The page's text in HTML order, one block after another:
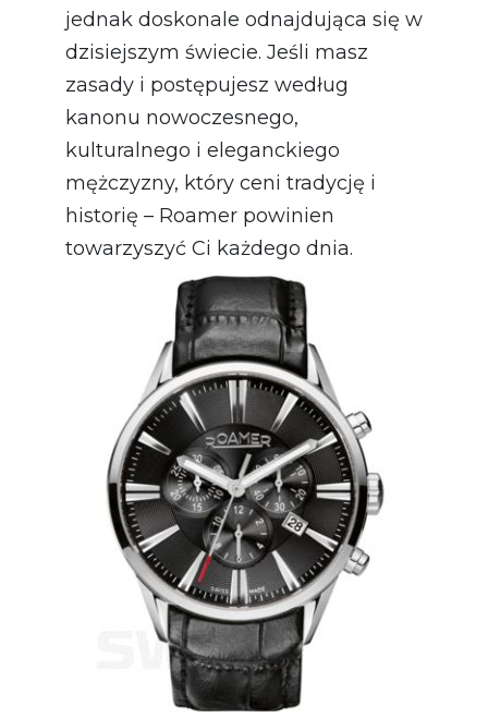
jednak doskonale odnajdująca się w
dzisiejszym świecie. Jeśli masz
zasady i postępujesz według
kanonu nowoczesnego,
kulturalnego i eleganckiego
mężczyzny, który ceni tradycję i
historię – Roamer powinien
towarzyszyć Ci każdego dnia.